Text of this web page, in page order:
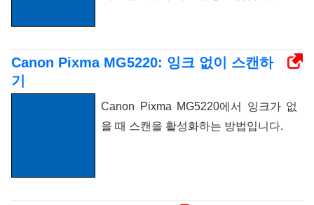
Canon Pixma MG5220: 잉크 없이 스캔하
기
Canon Pixma MG5220에서 잉크가 없
을 때 스캔을 활성화하는 방법입니다.